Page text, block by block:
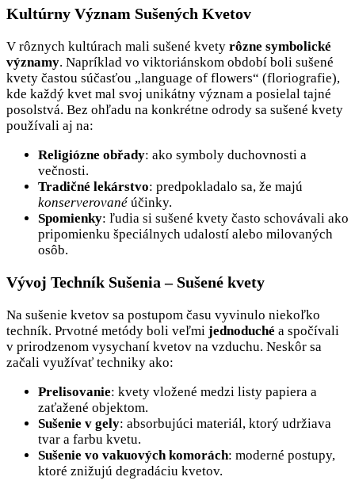
Kultúrny Význam Sušených Kvetov
V rôznych kultúrach mali sušené kvety rôzne symbolické
významy. Napríklad vo viktoriánskom období boli sušené
kvety častou súčasťou „language of flowers“ (floriografie),
kde každý kvet mal svoj unikátny význam a posielal tajné
posolstvá. Bez ohľadu na konkrétne odrody sa sušené kvety
používali aj na:
Religiózne obřady: ako symboly duchovnosti a
večnosti.
Tradičné lekárstvo: predpokladalo sa, že majú
konserverované účinky.
Spomienky: ľudia si sušené kvety často schovávali ako
pripomienku špeciálnych udalostí alebo milovaných
osôb.
Vývoj Techník Sušenia – Sušené kvety
Na sušenie kvetov sa postupom času vyvinulo niekoľko
techník. Prvotné metódy boli veľmi jednoduché a spočívali
v prirodzenom vysychaní kvetov na vzduchu. Neskôr sa
začali využívať techniky ako:
Prelisovanie: kvety vložené medzi listy papiera a
zaťažené objektom.
Sušenie v gely: absorbujúci materiál, ktorý udržiava
tvar a farbu kvetu.
Sušenie vo vakuových komorách: moderné postupy,
ktoré znižujú degradáciu kvetov.